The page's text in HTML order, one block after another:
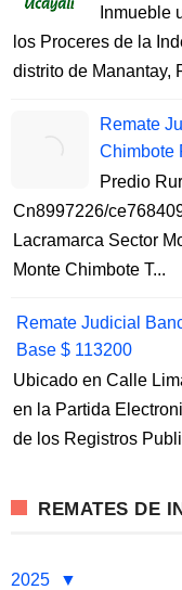
Inmueble
los Proceres de la
distrito de Manantay,
Remate
Chimbote
Predio
Cn8997226/
Lacramarca Sector
Monte Chimbote T...
Remate Judicial
Base $ 113200
Ubicado en Calle
en la Partida
de los Registros
REMATES DE
2025